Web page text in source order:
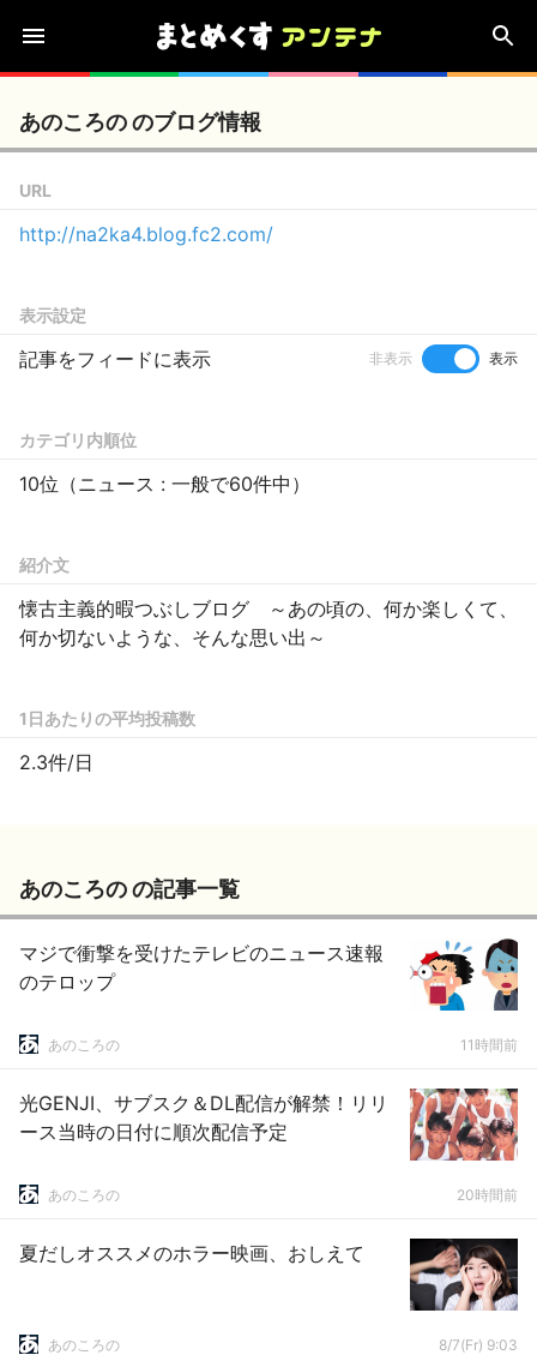
あのころの のブログ情報
URL
http://na2ka4.blog.fc2.com/
表示設定
記事をフィードに表示 非表示 表示
カテゴリ内順位
10位（ニュース : 一般で60件中）
紹介文
懐古主義的暇つぶしブログ ～あの頃の、何か楽しくて、
何か切ないような、そんな思い出～
1日あたりの平均投稿数
2.3件/日
あのころの の記事一覧
マジで衝撃を受けたテレビのニュース速報
のテロップ
あのころの 11時間前
光GENJI、サブスク＆DL配信が解禁！リリ
ース当時の日付に順次配信予定
あのころの 20時間前
夏だしオススメのホラー映画、おしえて
あのころの 8/7(Fr) 9:03